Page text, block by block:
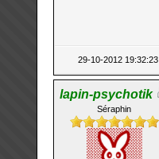
29-10-2012 19:32:23
lapin-psychotik
Séraphin